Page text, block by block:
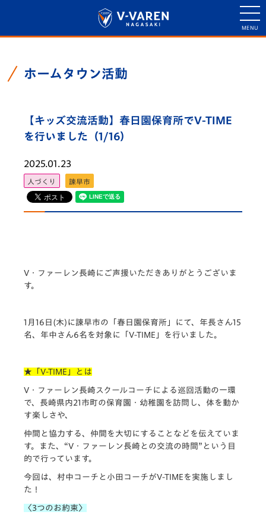
ホームタウン活動
【キッズ交流活動】春日園保育所でV-TIME
を行いました（1/16）
2025.01.23
人づくり 諫早市
V・ ファーレン長崎にご声援いただきありがとうございま
す。
1月16日(木)に諫早市の「春日園保育所」にて、 年長さん15
名、年中さん6名を対象に「V-TIME」
を行いました。
★「V-TIME」とは
V・ファーレン長崎スクールコーチによる巡回活動の一環
で、 長崎県内21市町の保育園・幼稚園を訪問し、 体を動か
す楽しさや、
仲間と協力する、仲間を大切にすることなどを伝えていま
す。
また、“V・ファーレン長崎との交流の時間” という目
的で行っています。
今回は、村中コーチと小田コーチがV-TIMEを実施しまし
た！
〈3つのお約束〉